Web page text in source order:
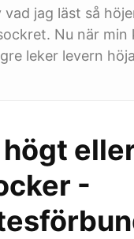
vad jag läst så
Nu när
leker levern
-